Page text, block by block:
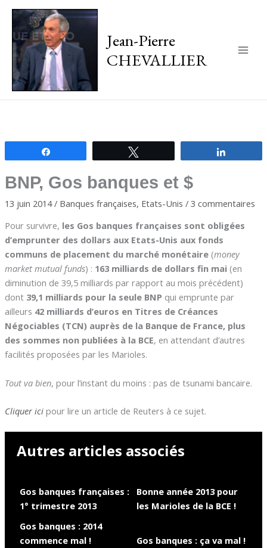
Jean-Pierre
CHEVALLIER
BNP, Gos banques et $
13 juin 2014/ Banques françaises, Etats-Unis / 3 commentaires
Pour survivre, les Gos banques françaises sont obligées
d’emprunter des dollars aux Etats-Unis aux fonds
communs de placement du marché monétaire(money
market mutual funds) : 163 milliards de dollars fin mai (en
diminution de 39,5 milliards par rapport au mois précédent)
dont 39,1 milliards pour la seule BNP qui emprunte par
ailleurs 42 milliards d’euros en Titres de Créances
Négociables (TCN) auprès de la Banque de France, plus
des sommes non publiées à la BCE, en attendant d’autres
facilités proposées par les Marioles.
Tout va bien, pour l’instant du moins : pas de tsunami bancaire.
Cliquer ici pour lire un article de Reuters à ce sujet.
Autres articles associés
Gos banques françaises :
1° trimestre 2013
Bonne année 2013 pour
les Marioles de la BCE !
Gos banques : 2014
commence mal !
Gos banques : ça va mal !